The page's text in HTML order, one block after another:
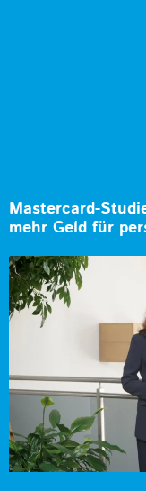
Mastercard-
mehr Geld für